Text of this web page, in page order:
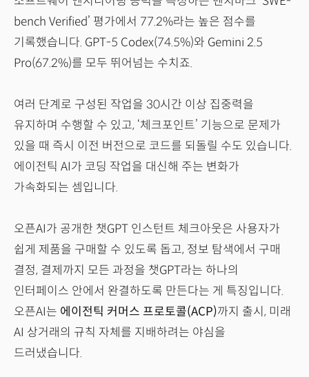
bench Verified’ 평가에서 77.2%라는 높은 점수를
기록했습니다. GPT-5 Codex(74.5%)와 Gemini 2.5
Pro(67.2%)를 모두 뛰어넘는 수치죠.
여러 단계로 구성된 작업을 30시간 이상 집중력을
유지하며 수행할 수 있고, ‘체크포인트’ 기능으로 문제가
있을 때 즉시 이전 버전으로 코드를 되돌릴 수도 있습니다.
에이전틱 AI가 코딩 작업을 대신해 주는 변화가
가속화되는 셈입니다.
오픈AI가 공개한 챗GPT 인스턴트 체크아웃은 사용자가
쉽게 제품을 구매할 수 있도록 돕고, 정보 탐색에서 구매
결정, 결제까지 모든 과정을 챗GPT라는 하나의
인터페이스 안에서 완결하도록 만든다는 게 특징입니다.
오픈AI는 에이전틱 커머스 프로토콜(ACP)까지 출시, 미래
AI 상거래의 규칙 자체를 지배하려는 야심을
드러냈습니다.